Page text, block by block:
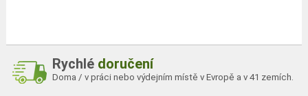
Rychlé doručení
Doma / v práci nebo výdejním místě v Evropě a v 41 zemích.